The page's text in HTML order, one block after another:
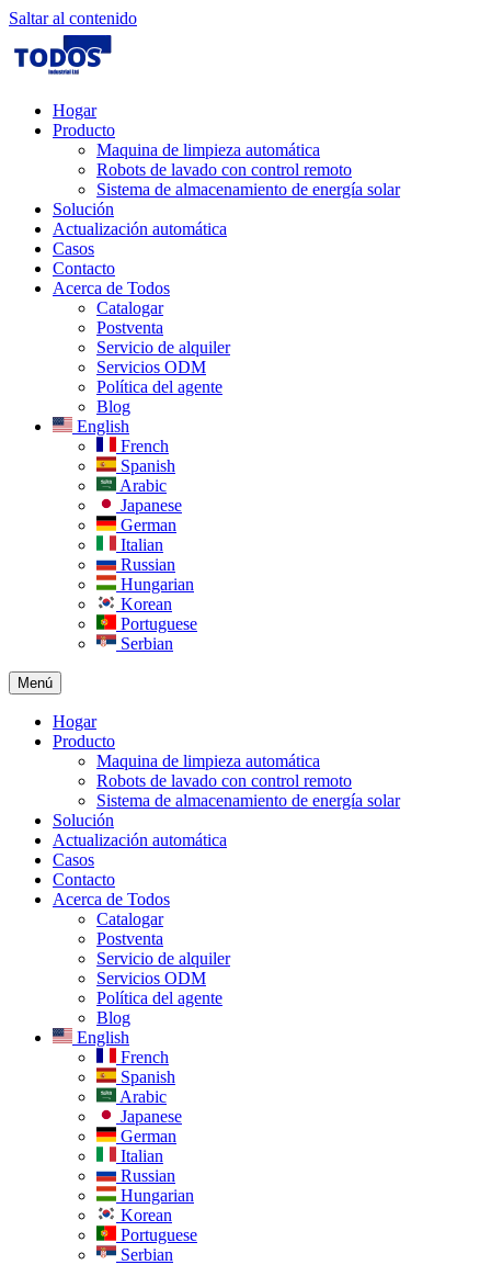
Saltar al contenido
Hogar
Producto
Maquina de limpieza automática
Robots de lavado con control remoto
Sistema de almacenamiento de energía solar
Solución
Actualización automática
Casos
Contacto
Acerca de Todos
Catalogar
Postventa
Servicio de alquiler
Servicios ODM
Política del agente
Blog
English
French
Spanish
Arabic
Japanese
German
Italian
Russian
Hungarian
Korean
Portuguese
Serbian
Menú
Hogar
Producto
Maquina de limpieza automática
Robots de lavado con control remoto
Sistema de almacenamiento de energía solar
Solución
Actualización automática
Casos
Contacto
Acerca de Todos
Catalogar
Postventa
Servicio de alquiler
Servicios ODM
Política del agente
Blog
English
French
Spanish
Arabic
Japanese
German
Italian
Russian
Hungarian
Korean
Portuguese
Serbian